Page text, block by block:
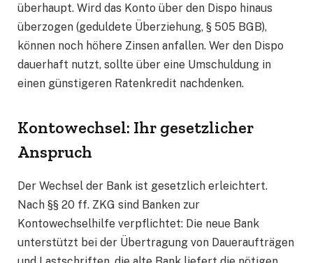
überhaupt. Wird das Konto über den Dispo hinaus
überzogen (geduldete Überziehung, § 505 BGB),
können noch höhere Zinsen anfallen. Wer den Dispo
dauerhaft nutzt, sollte über eine Umschuldung in
einen günstigeren Ratenkredit nachdenken.
Kontowechsel: Ihr gesetzlicher
Anspruch
Der Wechsel der Bank ist gesetzlich erleichtert.
Nach §§ 20 ff. ZKG sind Banken zur
Kontowechselhilfe verpflichtet: Die neue Bank
unterstützt bei der Übertragung von Daueraufträgen